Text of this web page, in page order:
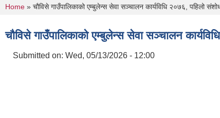
You are here
Home » चौविसे गाउँपालिकाको एम्बुलेन्स सेवा सञ्चालन कार्यविधि २०७६, पहिलो
चौविसे गाउँपालिकाको एम्बुलेन्स सेवा सञ्चालन
Submitted on: Wed, 05/13/2026 - 12:00